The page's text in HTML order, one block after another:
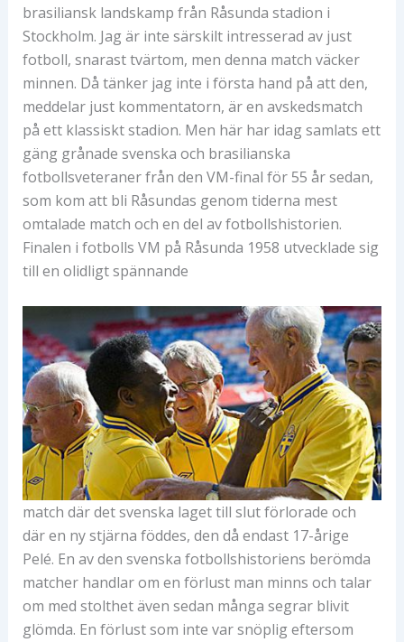
brasiliansk landskamp från Råsunda stadion i
Stockholm. Jag är inte särskilt intresserad av just
fotboll, snarast tvärtom, men denna match väcker
minnen. Då tänker jag inte i första hand på att den,
meddelar just kommentatorn, är en avskedsmatch
på ett klassiskt stadion. Men här har idag samlats ett
gäng grånade svenska och brasilianska
fotbollsveteraner från den VM-final för 55 år sedan,
som kom att bli Råsundas genom tiderna mest
omtalade match och en del av fotbollshistorien.
Finalen i fotbolls VM på Råsunda 1958 utvecklade sig
till en olidligt spännande
match där det svenska laget till slut förlorade och
där en ny stjärna föddes, den då endast 17-årige
Pelé. En av den svenska fotbollshistoriens berömda
matcher handlar om en förlust man minns och talar
om med stolthet även sedan många segrar blivit
glömda. En förlust som inte var snöplig eftersom